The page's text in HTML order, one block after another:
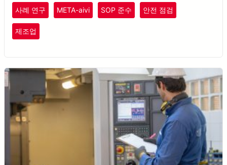
축을 실현했습니다.
사례 연구 META-aivi SOP 준수 안전 점검
제조업